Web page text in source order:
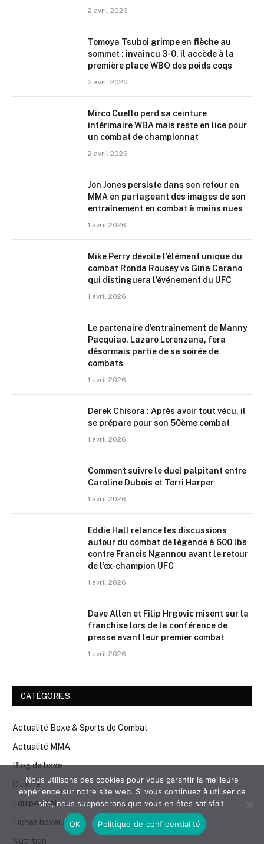
2 avril 2026
Tomoya Tsuboi grimpe en flèche au
sommet : invaincu 3-0, il accède à la
première place WBO des poids coqs
2 avril 2026
Mirco Cuello perd sa ceinture
intérimaire WBA mais reste en lice pour
un combat de championnat
2 avril 2026
Jon Jones persiste dans son retour en
MMA en partageant des images de son
entraînement en combat à mains nues
1 avril 2026
Mike Perry dévoile l’élément unique du
combat Ronda Rousey vs Gina Carano
qui distinguera l’événement du UFC
1 avril 2026
Le partenaire d’entraînement de Manny
Pacquiao, Lazaro Lorenzana, fera
désormais partie de sa soirée de
combats
1 avril 2026
Derek Chisora : Après avoir tout vécu, il
se prépare pour son 50ème combat
1 avril 2026
Comment suivre le duel palpitant entre
Caroline Dubois et Terri Harper
1 avril 2026
Eddie Hall relance les discussions
autour du combat de légende à 600 lbs
contre Francis Ngannou avant le retour
de l’ex-champion UFC
1 avril 2026
Dave Allen et Filip Hrgovic misent sur la
franchise lors de la conférence de
presse avant leur premier combat
1 avril 2026
CATÉGORIES
Actualité Boxe & Sports de Combat
Actualité MMA
Blog de boxe
Culture
Equipement
Fiches boxeurs
Nutrition
Nous utilisons des cookies pour vous garantir la meilleure
expérience sur notre site web. Si vous continuez à utiliser ce
site, nous supposerons que vous en êtes satisfait.
OK Politique de confidentialité